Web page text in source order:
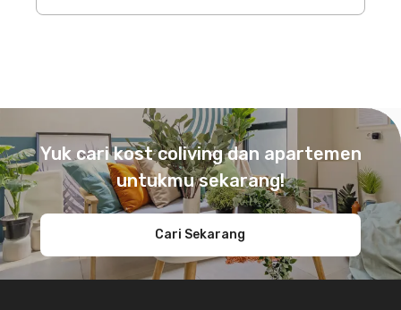
Yuk cari kost coliving dan apartemen
untukmu sekarang!
Cari Sekarang